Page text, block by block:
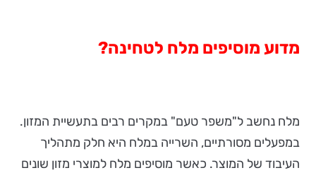
מדוע מוסיפים מלח לטחינה?
מלח נחשב ל"משפר טעם" במקרים רבים בתעשיית המזון.
במפעלים מסורתיים, השרייה במלח היא חלק מתהליך
העיבוד של המוצר. כאשר מוסיפים מלח למוצרי מזון שונים